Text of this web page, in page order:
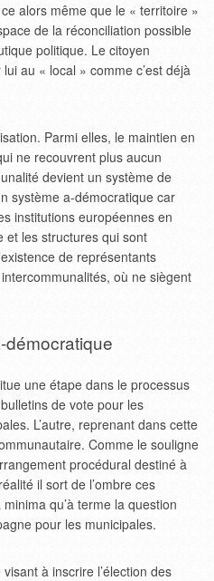
alors même que le « territoire »
de la réconciliation possible
politique. Le citoyen
au « local » comme c’est déjà
Parmi elles, le maintien en
ne recouvrent plus aucun
devient un système de
système a-démocratique car
institutions européennes en
et les structures qui sont
de représentants
où ne siègent
démocratique
une étape dans le processus
de vote pour les
L’autre, reprenant dans cette
Comme le souligne
procédural destiné à
il sort de l’ombre ces
qu’à terme la question
pour les municipales.
à inscrire l’élection des